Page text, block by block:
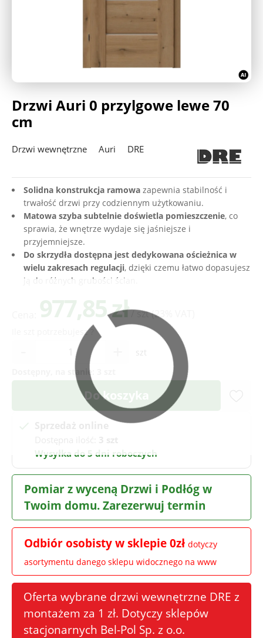
Deweloperzy
Aktualności
Drzwi Auri 0 przylgowe lewe 70
cm
Drzwi wewnętrzne Auri DRE
Solidna konstrukcja ramowa zapewnia stabilność i
trwałość drzwi przy codziennym użytkowaniu.
Matowa szyba subtelnie doświetla pomieszczenie, co
sprawia, że wnętrze wydaje się jaśniejsze i
przyjemniejsze.
Do skrzydła dostępna jest dedykowana ościeżnica w
wielu zakresach regulacji, dzięki czemu łatwo dopasujesz
ją do różnych grubości ścian.
977,85 zł/ szt(23% VAT)
Ile szt potrzebujesz ?
szt
Dostępny, na stanie:
Do koszyka
Wysyłka do 5 dni roboczych
Pomiar z wyceną Drzwi i Podłóg w
Twoim domu. Zarezerwuj termin
Odbiór osobisty w sklepie 0zł dotyczy
asortymentu danego sklepu widocznego na www
Oferta wybrane drzwi wewnętrzne DRE z
montażem za 1 zł. Dotyczy sklepów
stacjonarnych Bel-Pol Sp. z o.o.